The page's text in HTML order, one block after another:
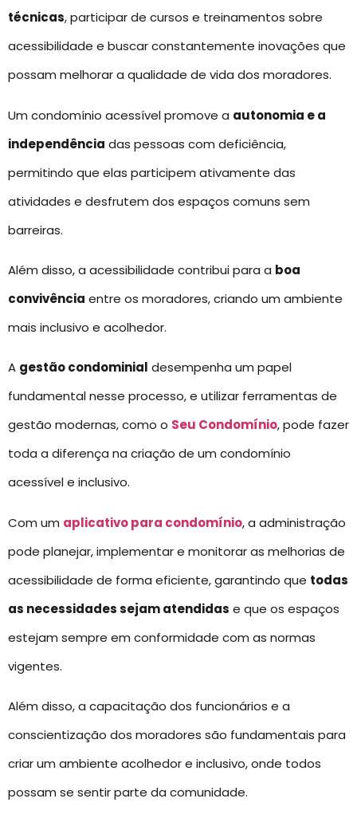
técnicas, participar de cursos e treinamentos sobre
acessibilidade e buscar constantemente inovações que
possam melhorar a qualidade de vida dos moradores.
Um condomínio acessível promove a autonomia e a
independência das pessoas com deficiência,
permitindo que elas participem ativamente das
atividades e desfrutem dos espaços comuns sem
barreiras.
Além disso, a acessibilidade contribui para a boa
convivência entre os moradores, criando um ambiente
mais inclusivo e acolhedor.
A gestão condominial desempenha um papel
fundamental nesse processo, e utilizar ferramentas de
gestão modernas, como o Seu Condomínio, pode fazer
toda a diferença na criação de um condomínio
acessível e inclusivo.
Com um aplicativo para condomínio, a administração
pode planejar, implementar e monitorar as melhorias de
acessibilidade de forma eficiente, garantindo que todas
as necessidades sejam atendidas e que os espaços
estejam sempre em conformidade com as normas
vigentes.
Além disso, a capacitação dos funcionários e a
conscientização dos moradores são fundamentais para
criar um ambiente acolhedor e inclusivo, onde todos
possam se sentir parte da comunidade.